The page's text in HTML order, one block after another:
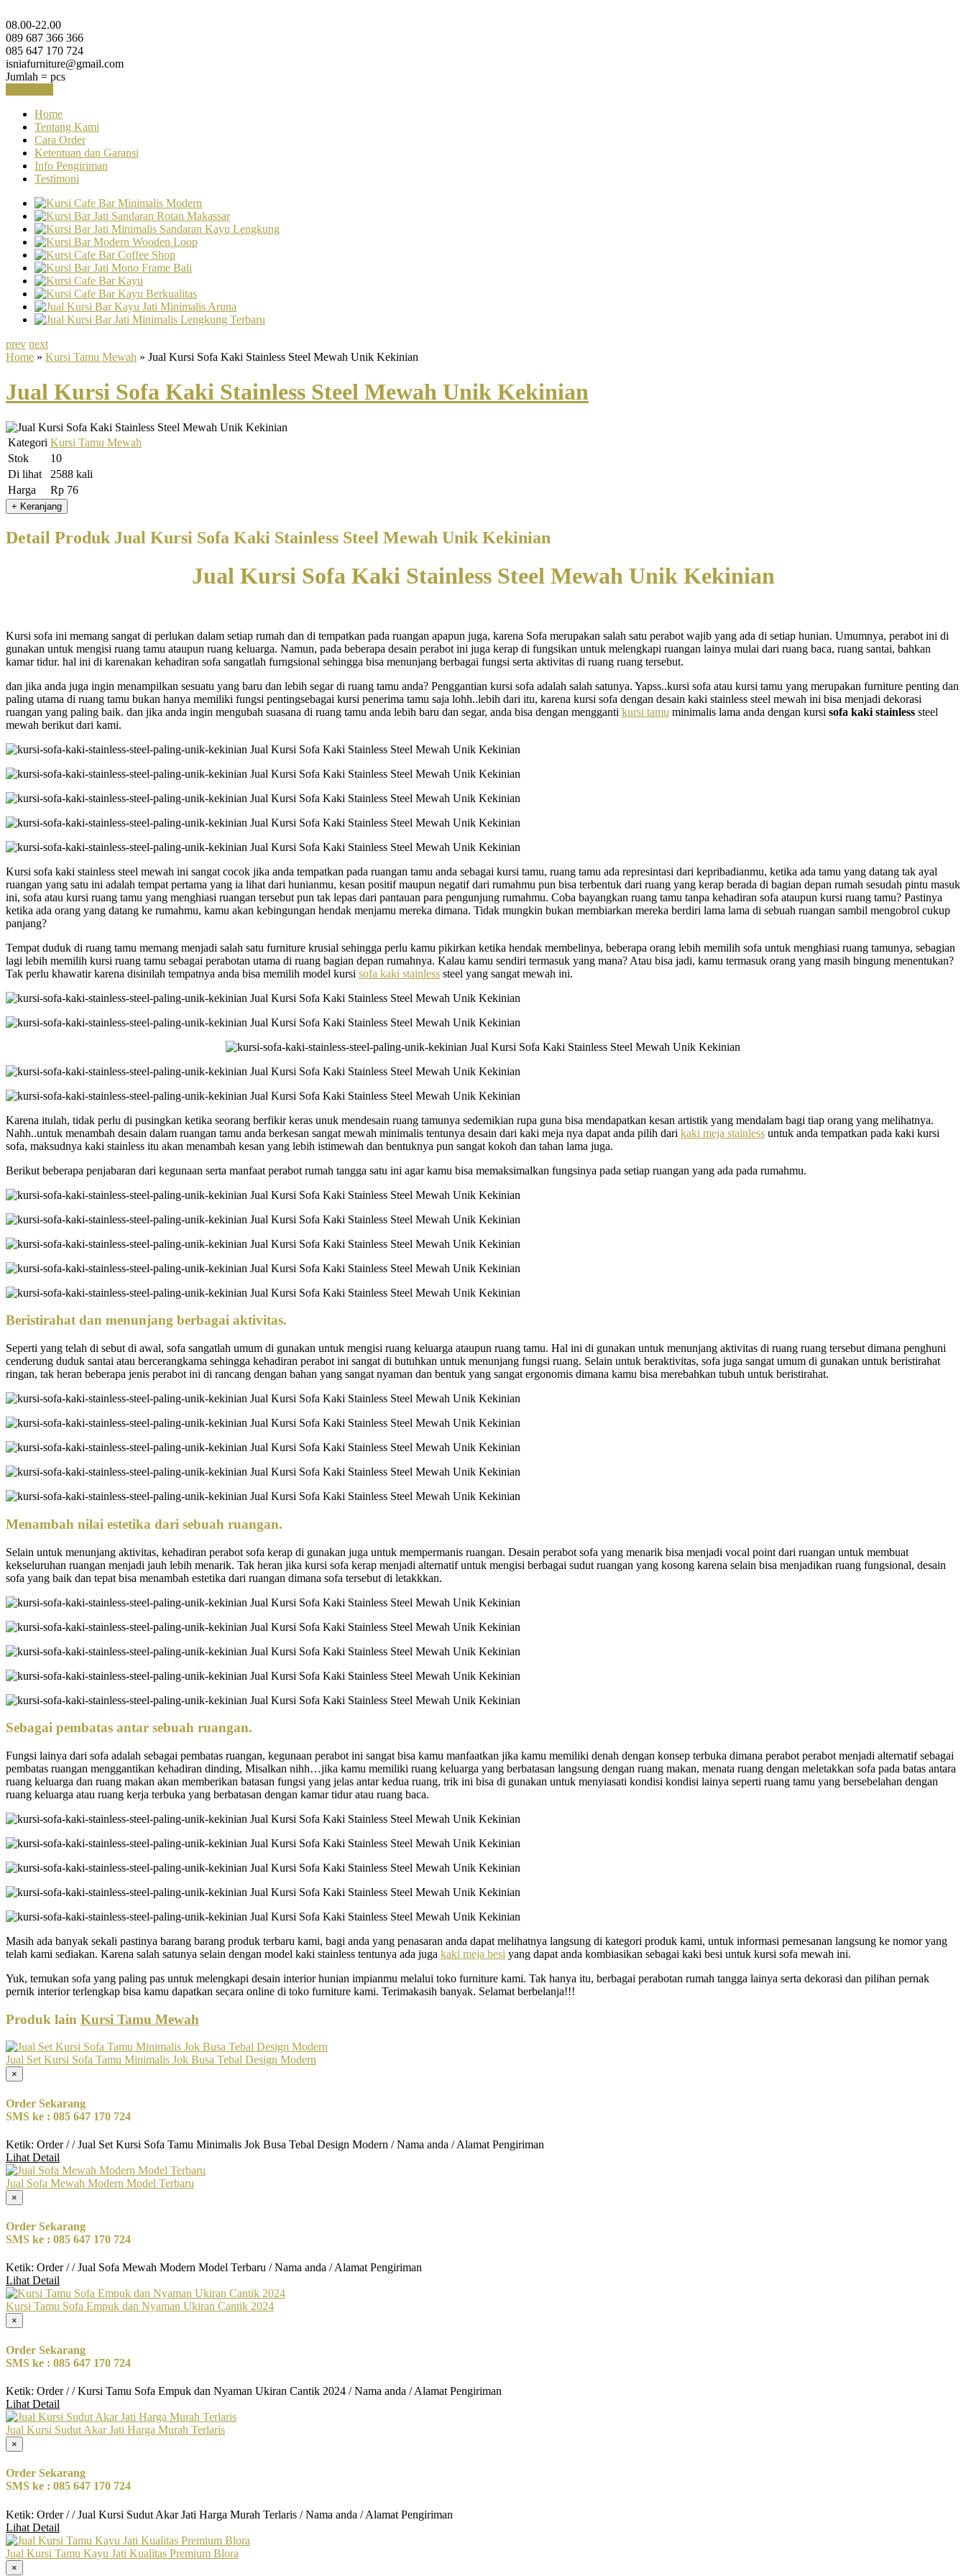
08.00-22.00
089 687 366 366
085 647 170 724
isniafurniture@gmail.com
Jumlah = pcs
Home
Tentang Kami
Cara Order
Ketentuan dan Garansi
Info Pengiriman
Testimoni
prev next
Home » Kursi Tamu Mewah » Jual Kursi Sofa Kaki Stainless Steel Mewah Unik Kekinian
Jual Kursi Sofa Kaki Stainless Steel Mewah Unik Kekinian
Kategori Kursi Tamu Mewah
Stok
10
Di lihat
2588 kali
Harga
Rp 76
Detail Produk Jual Kursi Sofa Kaki Stainless Steel Mewah Unik Kekinian
Jual Kursi Sofa Kaki Stainless Steel Mewah Unik Kekinian
Kursi sofa ini memang sangat di perlukan dalam setiap rumah dan di tempatkan pada ruangan apapun juga, karena Sofa merupakan salah satu perabot wajib yang ada di setiap hunian. Umumnya, perabot ini di
gunakan untuk mengisi ruang tamu ataupun ruang keluarga. Namun, pada beberapa desain perabot ini juga kerap di fungsikan untuk melengkapi ruangan lainya mulai dari ruang baca, ruang santai, bahkan
kamar tidur. hal ini di karenakan kehadiran sofa sangatlah furngsional sehingga bisa menunjang berbagai fungsi serta aktivitas di ruang ruang tersebut.
dan jika anda juga ingin menampilkan sesuatu yang baru dan lebih segar di ruang tamu anda? Penggantian kursi sofa adalah salah satunya. Yapss..kursi sofa atau kursi tamu yang merupakan furniture penting dan
paling utama di ruang tamu bukan hanya memiliki fungsi pentingsebagai kursi penerima tamu saja lohh..lebih dari itu, karena kursi sofa dengan desain kaki stainless steel mewah ini bisa menjadi dekorasi
ruangan yang paling baik. dan jika anda ingin mengubah suasana di ruang tamu anda lebih baru dan segar, anda bisa dengan mengganti kursi tamu minimalis lama anda dengan kursi sofa kaki stainless steel
mewah berikut dari kami.
Kursi sofa kaki stainless steel mewah ini sangat cocok jika anda tempatkan pada ruangan tamu anda sebagai kursi tamu, ruang tamu ada represintasi dari kepribadianmu, ketika ada tamu yang datang tak ayal
ruangan yang satu ini adalah tempat pertama yang ia lihat dari hunianmu, kesan positif maupun negatif dari rumahmu pun bisa terbentuk dari ruang yang kerap berada di bagian depan rumah sesudah pintu masuk
ini, sofa atau kursi ruang tamu yang menghiasi ruangan tersebut pun tak lepas dari pantauan para pengunjung rumahmu. Coba bayangkan ruang tamu tanpa kehadiran sofa ataupun kursi ruang tamu? Pastinya
ketika ada orang yang datang ke rumahmu, kamu akan kebingungan hendak menjamu mereka dimana. Tidak mungkin bukan membiarkan mereka berdiri lama lama di sebuah ruangan sambil mengobrol cukup
panjang?
Tempat duduk di ruang tamu memang menjadi salah satu furniture krusial sehingga perlu kamu pikirkan ketika hendak membelinya, beberapa orang lebih memilih sofa untuk menghiasi ruang tamunya, sebagian
lagi lebih memilih kursi ruang tamu sebagai perabotan utama di ruang bagian depan rumahnya. Kalau kamu sendiri termasuk yang mana? Atau bisa jadi, kamu termasuk orang yang masih bingung menentukan?
Tak perlu khawatir karena disinilah tempatnya anda bisa memilih model kursi sofa kaki stainless steel yang sangat mewah ini.
Karena itulah, tidak perlu di pusingkan ketika seorang berfikir keras unuk mendesain ruang tamunya sedemikian rupa guna bisa mendapatkan kesan artistik yang mendalam bagi tiap orang yang melihatnya.
Nahh..untuk menambah desain dalam ruangan tamu anda berkesan sangat mewah minimalis tentunya desain dari kaki meja nya dapat anda pilih dari kaki meja stainless untuk anda tempatkan pada kaki kursi
sofa, maksudnya kaki stainless itu akan menambah kesan yang lebih istimewah dan bentuknya pun sangat kokoh dan tahan lama juga.
Berikut beberapa penjabaran dari kegunaan serta manfaat perabot rumah tangga satu ini agar kamu bisa memaksimalkan fungsinya pada setiap ruangan yang ada pada rumahmu.
Beristirahat dan menunjang berbagai aktivitas.
Seperti yang telah di sebut di awal, sofa sangatlah umum di gunakan untuk mengisi ruang keluarga ataupun ruang tamu. Hal ini di gunakan untuk menunjang aktivitas di ruang ruang tersebut dimana penghuni
cenderung duduk santai atau bercerangkama sehingga kehadiran perabot ini sangat di butuhkan untuk menunjang fungsi ruang. Selain untuk beraktivitas, sofa juga sangat umum di gunakan untuk beristirahat
ringan, tak heran beberapa jenis perabot ini di rancang dengan bahan yang sangat nyaman dan bentuk yang sangat ergonomis dimana kamu bisa merebahkan tubuh untuk beristirahat.
Menambah nilai estetika dari sebuah ruangan.
Selain untuk menunjang aktivitas, kehadiran perabot sofa kerap di gunakan juga untuk mempermanis ruangan. Desain perabot sofa yang menarik bisa menjadi vocal point dari ruangan untuk membuat
kekseluruhan ruangan menjadi jauh lebih menarik. Tak heran jika kursi sofa kerap menjadi alternatif untuk mengisi berbagai sudut ruangan yang kosong karena selain bisa menjadikan ruang fungsional, desain
sofa yang baik dan tepat bisa menambah estetika dari ruangan dimana sofa tersebut di letakkkan.
Sebagai pembatas antar sebuah ruangan.
Fungsi lainya dari sofa adalah sebagai pembatas ruangan, kegunaan perabot ini sangat bisa kamu manfaatkan jika kamu memiliki denah dengan konsep terbuka dimana perabot perabot menjadi alternatif sebagai
pembatas ruangan menggantikan kehadiran dinding, Misalkan nihh…jika kamu memiliki ruang keluarga yang berbatasan langsung dengan ruang makan, menata ruang dengan meletakkan sofa pada batas antara
ruang keluarga dan ruang makan akan memberikan batasan fungsi yang jelas antar kedua ruang, trik ini bisa di gunakan untuk menyiasati kondisi kondisi lainya seperti ruang tamu yang bersebelahan dengan
ruang keluarga atau ruang kerja terbuka yang berbatasan dengan kamar tidur atau ruang baca.
Masih ada banyak sekali pastinya barang barang produk terbaru kami, bagi anda yang penasaran anda dapat melihatnya langsung di kategori produk kami, untuk informasi pemesanan langsung ke nomor yang
telah kami sediakan. Karena salah satunya selain dengan model kaki stainless tentunya ada juga kaki meja besi yang dapat anda kombiasikan sebagai kaki besi untuk kursi sofa mewah ini.
Yuk, temukan sofa yang paling pas untuk melengkapi desain interior hunian impianmu melalui toko furniture kami. Tak hanya itu, berbagai perabotan rumah tangga lainya serta dekorasi dan pilihan pernak
pernik interior terlengkap bisa kamu dapatkan secara online di toko furniture kami. Terimakasih banyak. Selamat berbelanja!!!
Produk lain Kursi Tamu Mewah
Jual Set Kursi Sofa Tamu Minimalis Jok Busa Tebal Design Modern
×
Order Sekarang
SMS ke : 085 647 170 724
Ketik: Order / / Jual Set Kursi Sofa Tamu Minimalis Jok Busa Tebal Design Modern / Nama anda / Alamat Pengiriman
Lihat Detail
Jual Sofa Mewah Modern Model Terbaru
×
Order Sekarang
SMS ke : 085 647 170 724
Ketik: Order / / Jual Sofa Mewah Modern Model Terbaru / Nama anda / Alamat Pengiriman
Lihat Detail
Kursi Tamu Sofa Empuk dan Nyaman Ukiran Cantik 2024
×
Order Sekarang
SMS ke : 085 647 170 724
Ketik: Order / / Kursi Tamu Sofa Empuk dan Nyaman Ukiran Cantik 2024 / Nama anda / Alamat Pengiriman
Lihat Detail
Jual Kursi Sudut Akar Jati Harga Murah Terlaris
×
Order Sekarang
SMS ke : 085 647 170 724
Ketik: Order / / Jual Kursi Sudut Akar Jati Harga Murah Terlaris / Nama anda / Alamat Pengiriman
Lihat Detail
Jual Kursi Tamu Kayu Jati Kualitas Premium Blora
×